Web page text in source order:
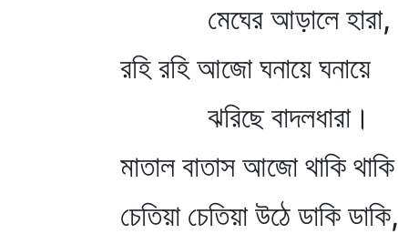
মেঘের আড়ালে হারা,
রহি রহি আজো ঘনায়ে ঘনায়ে
ঝরিছে বাদলধারা।
মাতাল বাতাস আজো থাকি থাকি
চেতিয়া চেতিয়া উঠে ডাকি ডাকি,